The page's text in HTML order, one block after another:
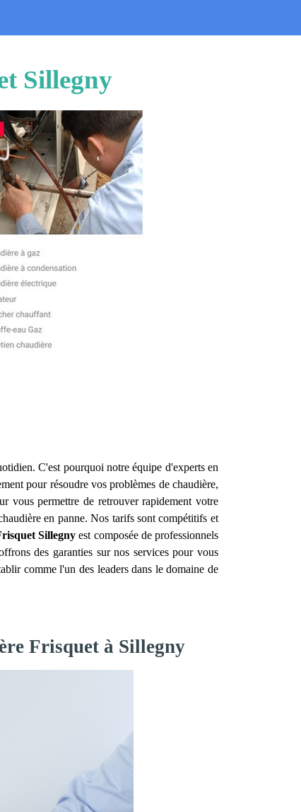
Sillegny
C'est pourquoi notre équipe d'experts en
pour résoudre vos problèmes de chaudière,
vous permettre de retrouver rapidement votre
en panne. Nos tarifs sont compétitifs et
Sillegny est composée de professionnels
des garanties sur nos services pour vous
comme l'un des leaders dans le domaine de
Frisquet à Sillegny